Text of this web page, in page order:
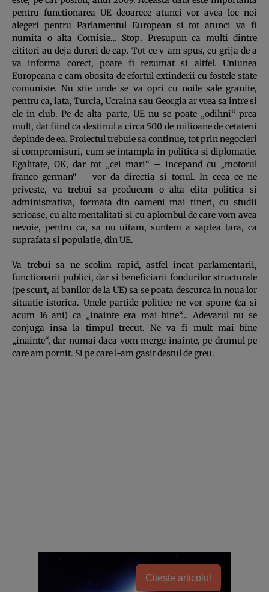
pentru functionarea UE deoarece atunci vor avea loc noi
alegeri pentru Parlamentul European si tot atunci va fi
numita o alta Comisie… Stop. Presupun ca multi dintre
cititori au deja dureri de cap. Tot ce v-am spus, cu grija de a
va informa corect, poate fi rezumat si altfel. Uniunea
Europeana e cam obosita de efortul extinderii cu fostele state
comuniste. Nu stie unde se va opri cu noile sale granite,
pentru ca, iata, Turcia, Ucraina sau Georgia ar vrea sa intre si
ele in club. Pe de alta parte, UE nu se poate „odihni“ prea
mult, dat fiind ca destinul a circa 500 de milioane de cetateni
depinde de ea. Proiectul trebuie sa continue, tot prin negocieri
si compromisuri, cum se intampla in politica si diplomatie.
Egalitate, OK, dar tot „cei mari“ – incepand cu „motorul
franco-german“ – vor da directia si tonul. In ceea ce ne
priveste, va trebui sa producem o alta elita politica si
administrativa, formata din oameni mai tineri, cu studii
serioase, cu alte mentalitati si cu aplombul de care vom avea
nevoie, pentru ca, sa nu uitam, suntem a saptea tara, ca
suprafata si populatie, din UE.
Va trebui sa ne scolim rapid, astfel incat parlamentarii,
functionarii publici, dar si beneficiarii fondurilor structurale
(pe scurt, ai banilor de la UE) sa se poata descurca in noua lor
situatie istorica. Unele partide politice ne vor spune (ca si
acum 16 ani) ca „inainte era mai bine“… Adevarul nu se
conjuga insa la timpul trecut. Ne va fi mult mai bine
„inainte“, dar numai daca vom merge inainte, pe drumul pe
care am pornit. Si pe care l-am gasit destul de greu.
Citește articolul